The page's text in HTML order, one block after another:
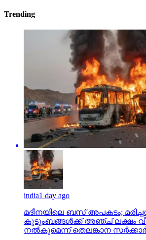
Trending
india1 day ago
മദീനയിലെ ബസ് അപകടം;
കുടുംബങ്ങള്‍ക്ക് അഞ്ച് ലക്ഷം
നല്‍കുമെന്ന് തെലങ്കാന